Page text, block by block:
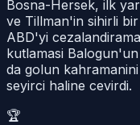
Bosna-Hersek, ilk
ve Tillman'in sihirli
ABD'yi
kutlamasi
da golun
seyirci haline cevirdi.
🏆